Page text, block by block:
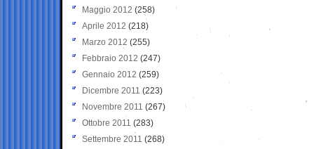
Maggio 2012 (258)
Aprile 2012 (218)
Marzo 2012 (255)
Febbraio 2012 (247)
Gennaio 2012 (259)
Dicembre 2011 (223)
Novembre 2011 (267)
Ottobre 2011 (283)
Settembre 2011 (268)